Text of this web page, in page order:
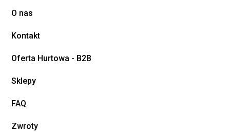
O nas
Kontakt
Oferta Hurtowa - B2B
Sklepy
FAQ
Zwroty